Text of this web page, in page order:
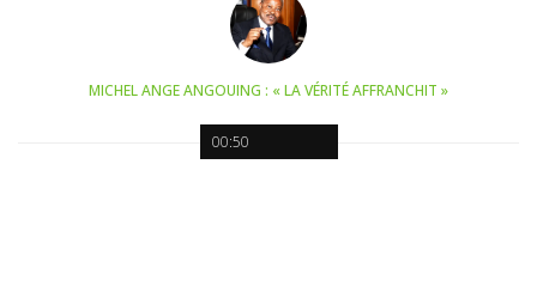
00:50
MICHEL ANGE ANGOUING : « LA VÉRITÉ AFFRANCHIT »